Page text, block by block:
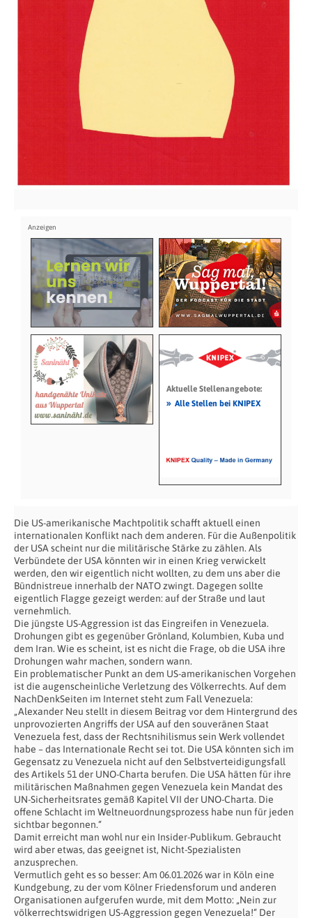
Aktuelle Stellenangebote:
» Alle Stellen bei KNIPEX
Die US-amerikanische Machtpolitik schafft aktuell einen
internationalen Konflikt nach dem anderen. Für die Außenpolitik
der USA scheint nur die militärische Stärke zu zählen. Als
Verbündete der USA könnten wir in einen Krieg verwickelt
werden, den wir eigentlich nicht wollten, zu dem uns aber die
Bündnistreue innerhalb der NATO zwingt. Dagegen sollte
eigentlich Flagge gezeigt werden: auf der Straße und laut
vernehmlich.
Die jüngste US-Aggression ist das Eingreifen in Venezuela.
Drohungen gibt es gegenüber Grönland, Kolumbien, Kuba und
dem Iran. Wie es scheint, ist es nicht die Frage, ob die USA ihre
Drohungen wahr machen, sondern wann.
Ein problematischer Punkt an dem US-amerikanischen Vorgehen
ist die augenscheinliche Verletzung des Völkerrechts. Auf dem
NachDenkSeiten im Internet steht zum Fall Venezuela:
„Alexander Neu stellt in diesem Beitrag vor dem Hintergrund des
unprovozierten Angriffs der USA auf den souveränen Staat
Venezuela fest, dass der Rechtsnihilismus sein Werk vollendet
habe – das Internationale Recht sei tot. Die USA könnten sich im
Gegensatz zu Venezuela nicht auf den Selbstverteidigungsfall
des Artikels 51 der UNO-Charta berufen. Die USA hätten für ihre
militärischen Maßnahmen gegen Venezuela kein Mandat des
UN-Sicherheitsrates gemäß Kapitel VII der UNO-Charta. Die
offene Schlacht im Weltneuordnungsprozess habe nun für jeden
sichtbar begonnen.“
Damit erreicht man wohl nur ein Insider-Publikum. Gebraucht
wird aber etwas, das geeignet ist, Nicht-Spezialisten
anzusprechen.
Vermutlich geht es so besser: Am 06.01.2026 war in Köln eine
Kundgebung, zu der vom Kölner Friedensforum und anderen
Organisationen aufgerufen wurde, mit dem Motto: „Nein zur
völkerrechtswidrigen US-Aggression gegen Venezuela!“ Der